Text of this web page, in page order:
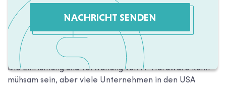
NACHRICHT SENDEN
Die Einrichtung und Verwaltung von IT-Hardware kann
mühsam sein, aber viele Unternehmen in den USA